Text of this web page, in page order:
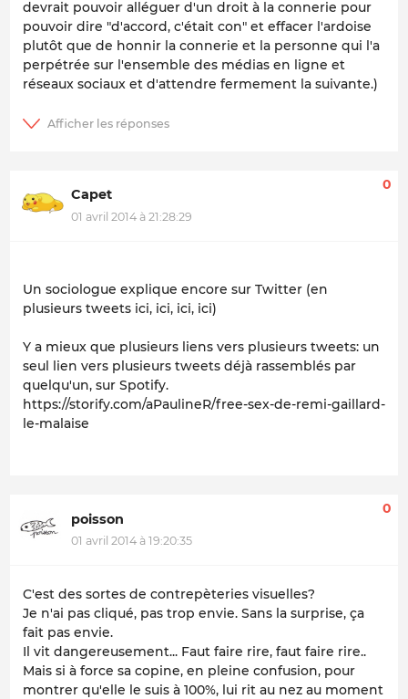
devrait pouvoir alléguer d'un droit à la connerie pour
pouvoir dire "d'accord, c'était con" et effacer l'ardoise
plutôt que de honnir la connerie et la personne qui l'a
perpétrée sur l'ensemble des médias en ligne et
réseaux sociaux et d'attendre fermement la suivante.)
Capet
01 avril 2014 à 21:28:29
0
Un sociologue explique encore sur Twitter (en
plusieurs tweets ici, ici, ici, ici)
Y a mieux que plusieurs liens vers plusieurs tweets: un
seul lien vers plusieurs tweets déjà rassemblés par
quelqu'un, sur Spotify.
https://storify.com/aPaulineR/free-sex-de-remi-gaillard-
le-malaise
poisson
01 avril 2014 à 19:20:35
0
C'est des sortes de contrepèteries visuelles?
Je n'ai pas cliqué, pas trop envie. Sans la surprise, ça
fait pas envie.
Il vit dangereusement... Faut faire rire, faut faire rire..
Mais si à force sa copine, en pleine confusion, pour
montrer qu'elle le suis à 100%, lui rit au nez au moment